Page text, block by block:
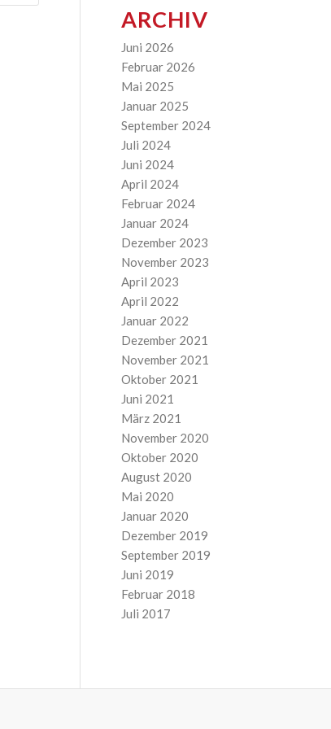
ARCHIV
Juni 2026
Februar 2026
Mai 2025
Januar 2025
September 2024
Juli 2024
Juni 2024
April 2024
Februar 2024
Januar 2024
Dezember 2023
November 2023
April 2023
April 2022
Januar 2022
Dezember 2021
November 2021
Oktober 2021
Juni 2021
März 2021
November 2020
Oktober 2020
August 2020
Mai 2020
Januar 2020
Dezember 2019
September 2019
Juni 2019
Februar 2018
Juli 2017